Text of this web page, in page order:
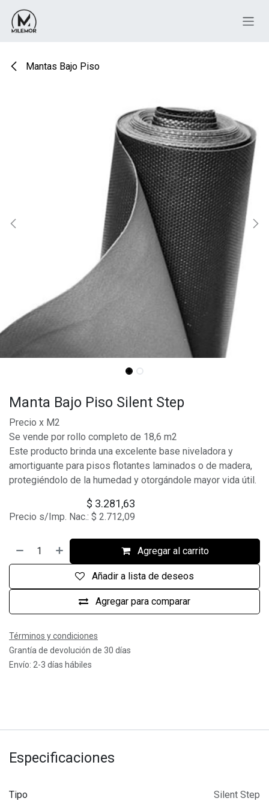
Ir al contenido
Mantas Bajo Piso
Manta Bajo Piso Silent Step
Precio x M2
Se vende por rollo completo de 18,6 m2
Este producto brinda una excelente base niveladora y
amortiguante para pisos flotantes laminados o de madera,
protegiéndolo de la humedad y otorgándole mayor vida útil.
$ 3.281,63
Precio s/Imp. Nac.: $ 2.712,09
Agregar al carrito
Agregar para comparar
Añadir a lista de deseos
Términos y condiciones
Grantía de devolución de 30 días
Envío: 2-3 días hábiles
Especificaciones
Tipo Silent Step